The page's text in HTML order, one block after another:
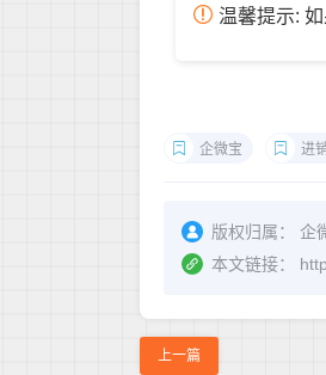
温馨提示:
企微宝 进
版权归属：
企
本文链接：
上一篇